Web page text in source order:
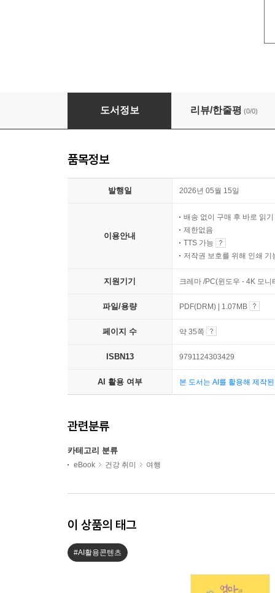
로컬 체험 관광 설계 & 실전 매뉴얼 - 필리핀편 -
도서정보 리뷰/한줄평 (0/0)
품목정보
발행일 2026년 05월 15일
이용안내
배송 없이 구매 후 바로 읽기
제한없음
TTS 가능
저작권 보호를 위해 인쇄 기
지원기기 크레마 /PC(윈도우 - 4K 모
파일/용량 PDF(DRM) | 1.07MB
페이지 수 약 35쪽
ISBN13 9791124303429
AI 활용 여부 본 도서는 AI를 활용해 제작
관련분류
카테고리 분류
eBook 건강 취미 여행
이 상품의 태그
#AI활용콘텐츠